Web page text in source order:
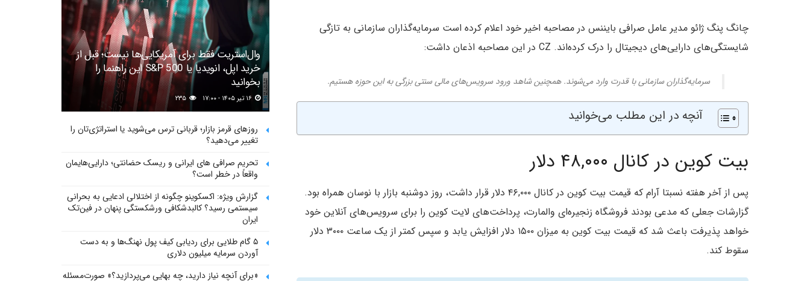
چانگ پنگ ژائو مدیر عامل صرافی بایننس در مصاحبه اخیر خود اعلام کرده است سرمایه‌گذاران سازمانی به تازگی
شایستگی‌های دارایی‌های دیجیتال را درک کرده‌اند. CZ در این مصاحبه اذعان داشت:
سرمایه‌گذاران سازمانی با قدرت وارد می‌شوند. همچنین شاهد ورود سرویس‌های مالی سنتی بزرگی به این حوزه هستیم.
آنچه در این مطلب می‌خوانید
بیت کوین در کانال ۴۸,۰۰۰ دلار
پس از آخر هفته نسبتا آرام که قیمت بیت کوین در کانال ۴۶,۰۰۰ دلار قرار داشت، روز دوشنبه بازار با نوسان همراه بود.
گزارشات جعلی که مدعی بودند فروشگاه زنجیره‌ای والمارت، پرداخت‌های لایت کوین را برای سرویس‌های آنلاین خود
خواهد پذیرفت باعث شد که قيمت بیت کوین به میزان ۱۵۰۰ دلار افزایش یابد و سپس کمتر از یک ساعت ۳۰۰۰ دلار
سقوط کند.
وال‌استریت فقط برای آمریکایی‌ها نیست؛ قبل از
خرید اپل، انویدیا یا S&P 500 این راهنما را
بخوانید
روزهای قرمز بازار؛ قربانی ترس می‌شوید یا استراتژی‌تان را
تغییر می‌دهید؟
تحریم صرافی های ایرانی و ریسک حضانتی؛ دارایی‌هایمان
واقعاً در خطر است؟
گزارش ویژه: اکسکوینو چگونه از اختلالی ادعایی به بحرانی
سیستمی رسید؟ کالبدشکافی ورشکستگی پنهان در فین‌تک
ایران
۵ گام طلایی برای ردیابی کیف پول‌ نهنگ‌ها و به دست
آوردن سرمایه میلیون دلاری
«برای آنچه نیاز دارید، چه بهایی می‌پردازید؟» صورت‌مسئله